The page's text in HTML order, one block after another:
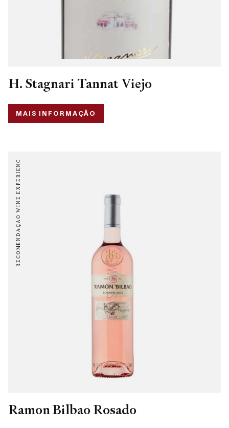
H. Stagnari Tannat Viejo
MAIS INFORMAÇÃO
Ramon Bilbao Rosado